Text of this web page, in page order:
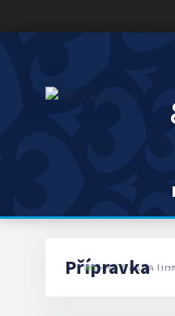
Přípravka